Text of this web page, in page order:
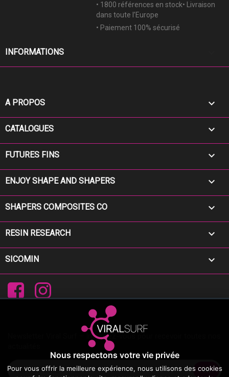
Nous respectons votre vie privée
Pour vous offrir la meilleure expérience, nous utilisons des cookies
• 1800 références en stock• Livraison
dans toute l’Europe
• Paiement 100% sécurisé
INFORMATIONS
A PROPOS 
CATALOGUES 
FUTURES FINS 
ENJOY SHAPE AND SHAPERS 
SHAPERS COMPOSITES CO 
RESIN RESEARCH 
SICOMIN 
FacebookInstagram
Newsletter Viral Surf – Inscrivez-vous pour recevoir toutes nos